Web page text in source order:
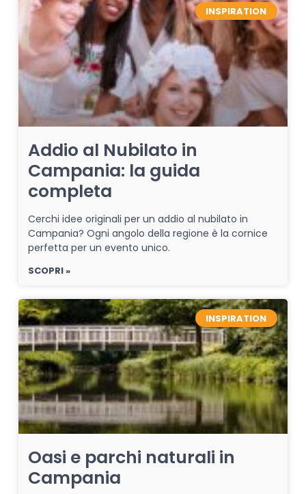
INSPIRATION
Addio al Nubilato in
Campania: la guida
completa
Cerchi idee originali per un addio al nubilato in
Campania? Ogni angolo della regione è la cornice
perfetta per un evento unico.
SCOPRI »
INSPIRATION
Oasi e parchi naturali in
Campania